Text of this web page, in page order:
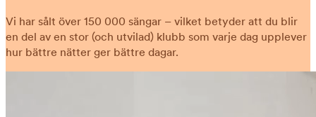
Vi har sålt över 150 000 sängar – vilket betyder att du blir
en del av en stor (och utvilad) klubb som varje dag upplever
hur bättre nätter ger bättre dagar.